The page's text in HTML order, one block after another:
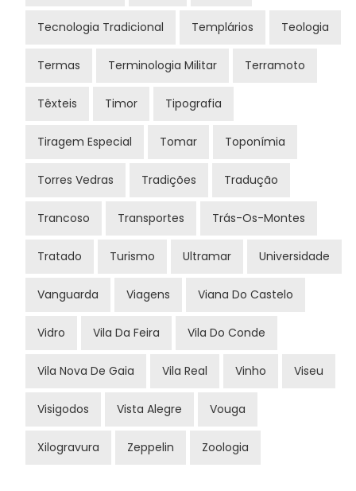
Tecnologia Tradicional Templários Teologia
Termas Terminologia Militar Terramoto
Têxteis Timor Tipografia
Tiragem Especial Tomar Toponímia
Torres Vedras Tradições Tradução
Trancoso Transportes Trás-Os-Montes
Tratado Turismo Ultramar Universidade
Vanguarda Viagens Viana Do Castelo
Vidro Vila Da Feira Vila Do Conde
Vila Nova De Gaia Vila Real Vinho Viseu
Visigodos Vista Alegre Vouga
Xilogravura Zeppelin Zoologia